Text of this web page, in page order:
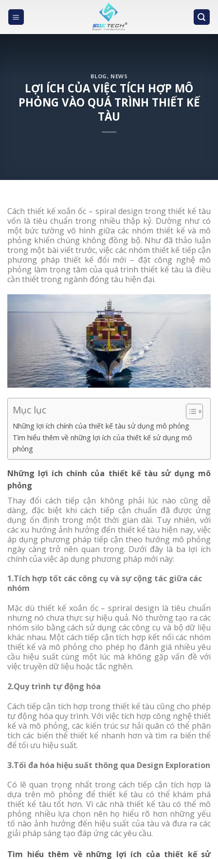
BLOG, NEWS
LỢI ÍCH CỦA VIỆC TÍCH HỢP MÔ
PHỎNG VÀO QUÁ TRÌNH THIẾT KẾ
TÀU
Cách thiết kế xoắn ốc – spiral design trong thiết kế tàu
vốn là tiêu chuẩn trong nhiều thập kỷ. Dường như có
một bức tường vô hình giữa các nhóm thiết kế và mô
phỏng khiến chúng không đồng bộ. Như đã thảo luận
trong một bài viết trước, việc các nhóm thiết kế tiếp cận
phương pháp thiết kế đổi mới – đặt công nghệ mô
phỏng làm trọng tâm của quá trình thiết kế tàu là điều
cần thiết trong ngành đóng tàu hiện đại.
Mục lục
Những lợi ích chính của thiết kế tàu sử dụng mô phỏng
Tìm hiểu thêm về những lợi ích của thiết kế sử dụng mô
phỏng
Những lợi ích chính của thiết kế tàu sử dụng mô
phỏng
Thay đổi cách tiếp cận không phải lúc nào cũng dễ
dàng, đặc biệt khi cách tiếp cận chuẩn đã được ứng
dụng ổn định trong một thời gian dài. Tuy nhiên, với
các xu hướng ảnh hưởng đến thiết kế tàu hiện nay, việc
áp dụng phương pháp tiếp cận theo hướng mô phỏng
ngày càng trở nên quan trọng. Dưới đây là ba lợi ích
chính của việc áp dụng phương pháp mới này:
1.Tích hợp tốt các công cụ và sự cộng tác giữa các
nhóm
Mặc dù thiết kế xoắn ốc – spriral design là tiêu chuẩn
nhưng nó chưa thực sự hiệu quả. Nó thường tạo ra các
nhóm silo bằng cách sử dụng các công cụ và bộ dữ liệu
khác nhau. Một cách tiếp cận tích hợp kết nối các nhóm
thiết kế và mô phỏng cho phép họ đánh giá nhiều yêu
cầu hiệu suất cùng một lúc mà không gặp vấn đề với
việc truyền dữ liệu hoặc tắc nghẽn.
2.Quy trình tự động hóa
Cách tiếp cận tích hợp trong thiết kế tàu cũng cho phép
tự động hóa quy trình. Với việc tích hợp công nghệ thiết
kế và mô phỏng, các kiến trúc sư hải quân có thể phân
tích các biến thể thiết kế nhanh hơn và tìm ra biến thể
để tối ưu hiệu suất.
3.Tối đa hóa hiệu suất thông qua Design Exploration
Có lẽ quan trọng nhất trong cách tiếp cận tích hợp là
dựa trên mô phỏng để thiết kế tàu có thể khám phá
thiết kế tàu tốt hơn. Vì các nhà thiết kế tàu có thể mô
phỏng nhiều lựa chọn nên họ hiểu rõ hơn những yếu
tố nào ảnh hưởng đến hiệu suất của tàu và đưa ra các
giải pháp sáng tạo đáp ứng các yêu cầu.
Tìm hiểu thêm về những lợi ích của thiết kế sử